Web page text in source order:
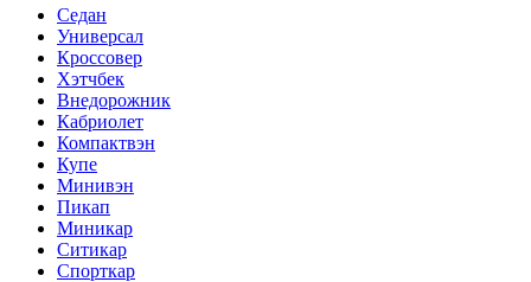
Седан
Универсал
Кроссовер
Хэтчбек
Внедорожник
Кабриолет
Компактвэн
Купе
Минивэн
Пикап
Миникар
Ситикар
Спорткар